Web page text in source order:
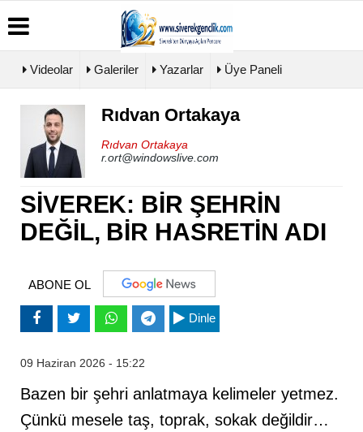
Üye
Paneli
Haber
Arşivi
Günün
Haberleri
Video
Foto
Galeri
İlkeleri
Videolar Galeriler Yazarlar Üye Paneli
Rıdvan Ortakaya
Rıdvan Ortakaya
r.ort@windowslive.com
SİVEREK: BİR ŞEHRİN
DEĞİL, BİR HASRETİN ADI
ABONE OL
Dinle
09 Haziran 2026 - 15:22
Bazen bir şehri anlatmaya kelimeler yetmez.
Çünkü mesele taş, toprak, sokak değildir…